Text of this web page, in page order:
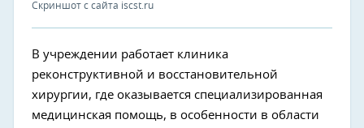
Скриншот с сайта iscst.ru
В учреждении работает клиника
реконструктивной и восстановительной
хирургии, где оказывается специализированная
медицинская помощь, в особенности в области